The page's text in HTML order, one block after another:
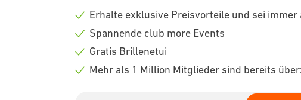
Check
Erhalte exklusive Preisvorteile und sei
Check
Spannende club more Events
Check
Gratis Brillenetui
Mehr als 1 Million Mitglieder sind bereits